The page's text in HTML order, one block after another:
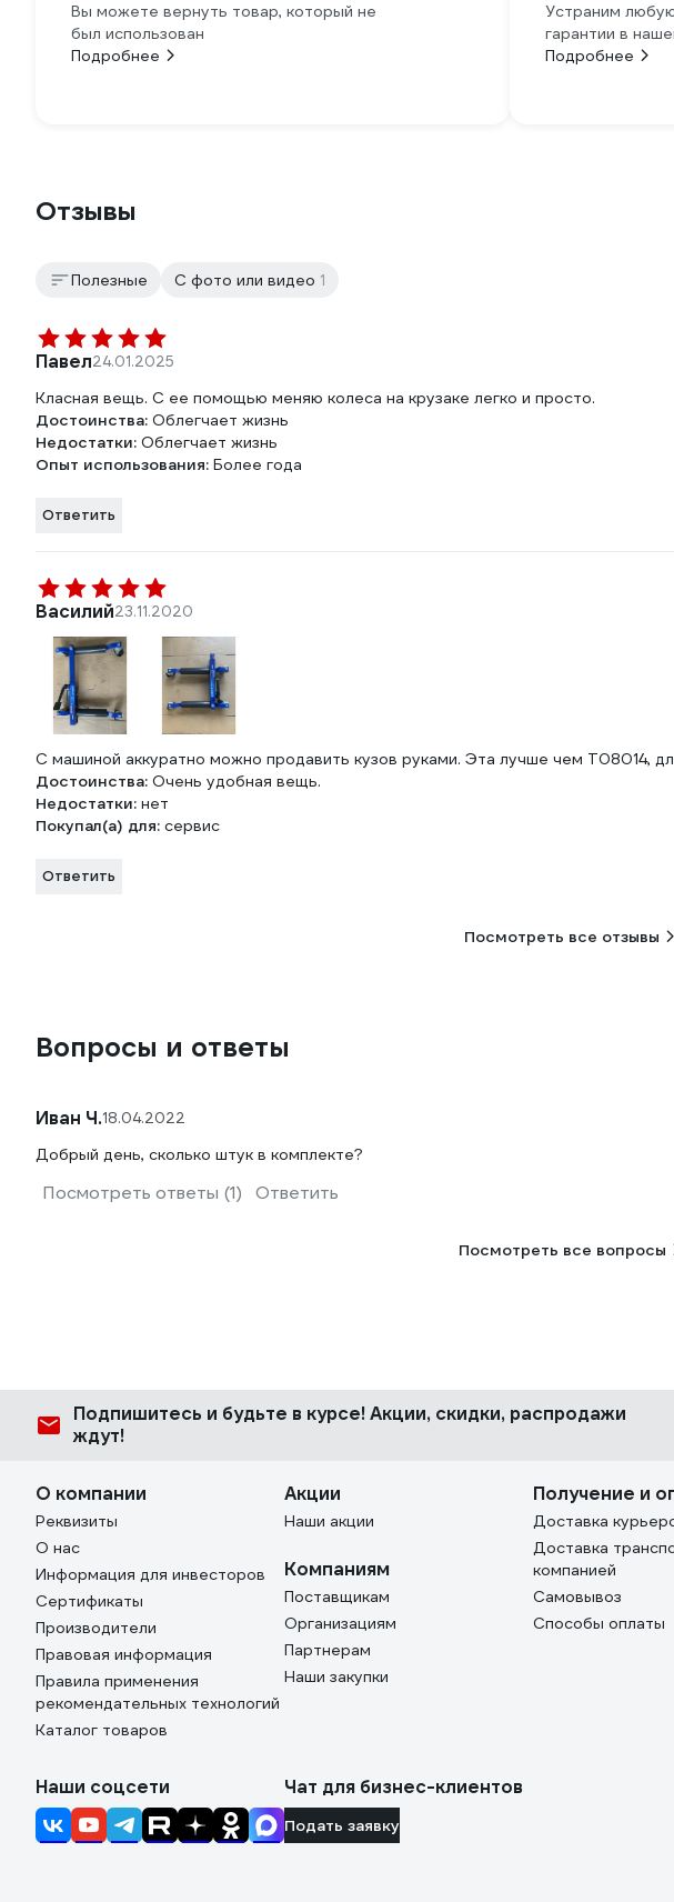
Вы можете вернуть товар, который не
был использован
Подробнее
Устраним
гарантии в
Подробнее
Отзывы
Полезные С фото или видео 1
Павел24.01.2025
Класная вещь. С ее помощью меняю колеса на крузаке легко и просто.
Достоинства: Облегчает жизнь
Недостатки: Облегчает жизнь
Опыт использования: Более года
Ответить
Василий23.11.2020
С машиной аккуратно можно продавить кузов руками. Эта лучше чем Т08014,
Достоинства: Очень удобная вещь.
Недостатки: нет
Покупал(а) для: сервис
Ответить
Посмотреть все отзывы
Вопросы и ответы
Иван Ч.18.04.2022
Добрый день, сколько штук в комплекте?
Посмотреть ответы (1) Ответить
Посмотреть все вопросы
Подпишитесь и будьте в курсе! Акции, скидки, распродажи
ждут!
О компании
Реквизиты
О нас
Информация для инвесторов
Сертификаты
Производители
Правовая информация
Правила применения
рекомендательных технологий
Каталог товаров
Акции
Наши акции
Компаниям
Поставщикам
Организациям
Партнерам
Наши закупки
Получение и
Доставка
Доставка
компанией
Самовывоз
Способы оплаты
Наши соцсети Чат для бизнес-клиентов
Подать заявку